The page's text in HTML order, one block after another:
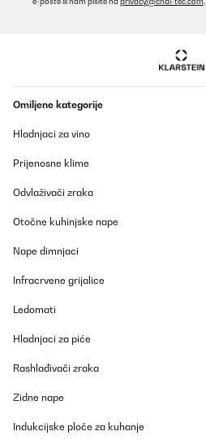
mercato esistente.
ein toller weinkühlschrank. danke
Omiljene kategorije
Hladnjaci za vino
Prijenosne klime
Odvlaživači zraka
Otočne kuhinjske nape
Nape dimnjaci
Infracrvene grijalice
Ledomati
Hladnjaci za piće
Rashlađivači zraka
Zidne nape
Indukcijske ploče za kuhanje